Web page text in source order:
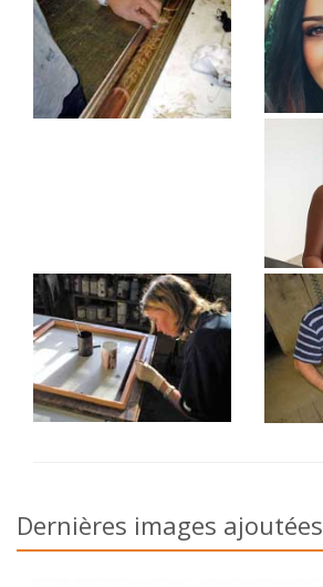
Dernières images ajoutées